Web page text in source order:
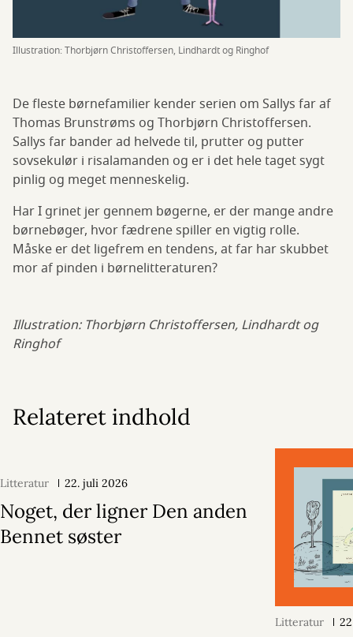
Illustration: Thorbjørn Christoffersen, Lindhardt og Ringhof
De fleste børnefamilier kender serien om Sallys far af
Thomas Brunstrøms og Thorbjørn Christoffersen.
Sallys far bander ad helvede til, prutter og putter
sovsekulør i risalamanden og er i det hele taget sygt
pinlig og meget menneskelig.
Har I grinet jer gennem bøgerne, er der mange andre
børnebøger, hvor fædrene spiller en vigtig rolle.
Måske er det ligefrem en tendens, at far har skubbet
mor af pinden i børnelitteraturen?
Illustration: Thorbjørn Christoffersen, Lindhardt og
Ringhof
Relateret indhold
Litteratur 22. juli 2026
Noget, der ligner Den anden
Bennet søster
Litteratur